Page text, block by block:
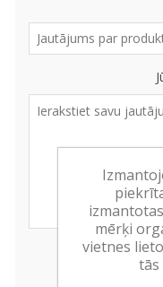
mērķi
vietnes
tās